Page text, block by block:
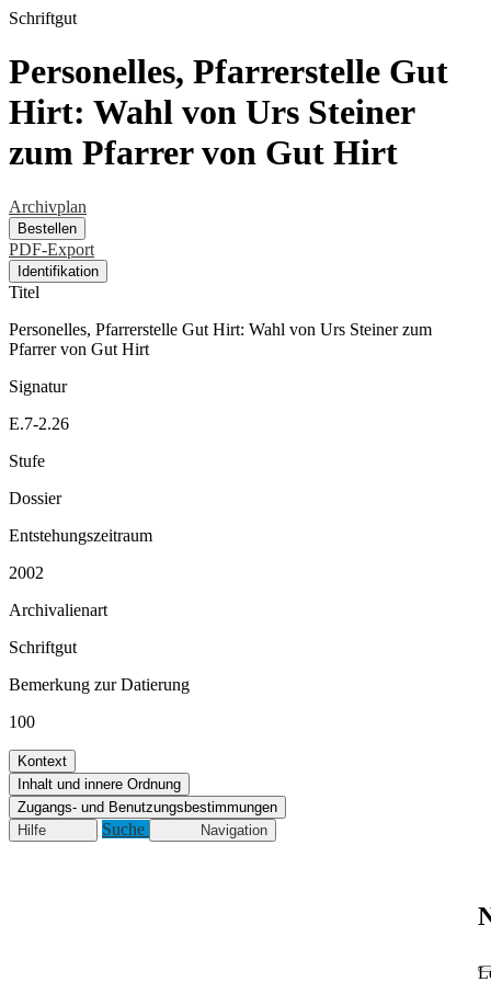
Schriftgut
Personelles, Pfarrerstelle Gut
Hirt: Wahl von Urs Steiner
zum Pfarrer von Gut Hirt
Archivplan
Bestellen
PDF-Export
Identifikation
Titel
Personelles, Pfarrerstelle Gut Hirt: Wahl von Urs Steiner zum
Pfarrer von Gut Hirt
Signatur
E.7-2.26
Stufe
Dossier
Entstehungszeitraum
2002
Archivalienart
Schriftgut
Bemerkung zur Datierung
100
Kontext
Inhalt und innere Ordnung
Zugangs- und Benutzungsbestimmungen
Hilfe
Suche Navigation